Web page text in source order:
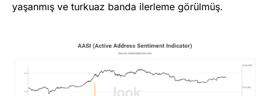
yaşanmış ve turkuaz banda ilerleme görülmüş.